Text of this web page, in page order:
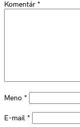
Komentár *
Meno *
E-mail *